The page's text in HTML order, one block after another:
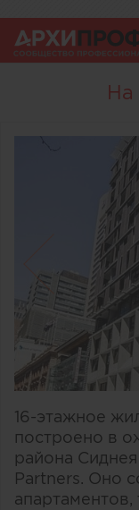
На
16-этажное
построено в
района
Partners. Оно